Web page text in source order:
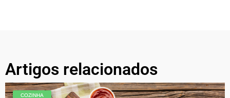
Artigos relacionados
COZINHA